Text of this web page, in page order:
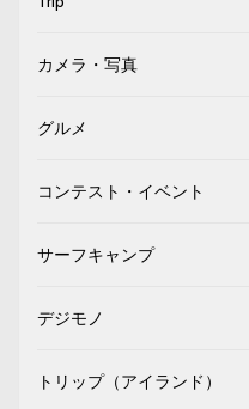
カメラ・写真
グルメ
コンテスト・イベント
サーフキャンプ
デジモノ
トリップ（アイランド）